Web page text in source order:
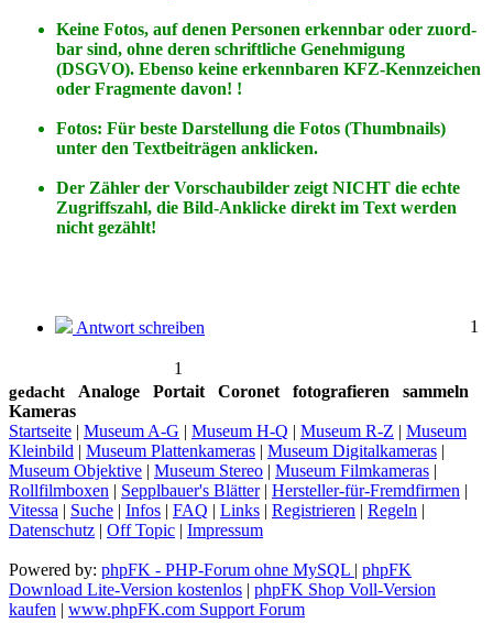
Keine Fotos, auf denen Personen erkennbar oder zuord-
bar sind, ohne deren schriftliche Genehmigung
(DSGVO). Ebenso keine erkennbaren KFZ-Kennzeichen
oder Fragmente davon! !
Fotos: Für beste Darstellung die Fotos (Thumbnails)
unter den Textbeiträgen anklicken.
Der Zähler der Vorschaubilder zeigt NICHT die echte
Zugriffszahl, die Bild-Anklicke direkt im Text werden
nicht gezählt!
Antwort schreiben 1
1
gedacht Analoge Portait Coronet fotografieren
sammeln
Kameras
Startseite | Museum A-G | Museum H-Q | Museum R-Z | Museum
Kleinbild | Museum Plattenkameras | Museum Digitalkameras |
Museum Objektive | Museum Stereo | Museum Filmkameras |
Rollfilmboxen | Sepplbauer's Blätter| Hersteller-für-Fremdfirmen |
Vitessa | Suche | Infos | FAQ | Links | Registrieren | Regeln |
Datenschutz | Off Topic | Impressum
Powered by: phpFK - PHP-Forum ohne MySQL | phpFK
Download Lite-Version kostenlos | phpFK Shop Voll-Version
kaufen | www.phpFK.com Support Forum